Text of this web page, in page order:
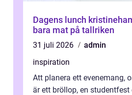
Dagens lunch kristinehamn
bara mat på tallriken
31 juli 2026
admin
inspiration
Att planera ett evenemang,
är ett bröllop, en studentfest